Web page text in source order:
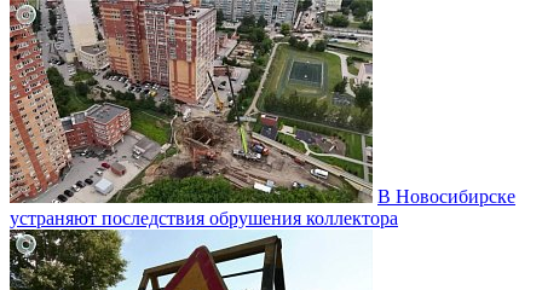
В Новосибирске
устраняют последствия обрушения коллектора